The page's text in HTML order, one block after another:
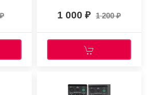
управление)+
батарейки
1 000 1 200